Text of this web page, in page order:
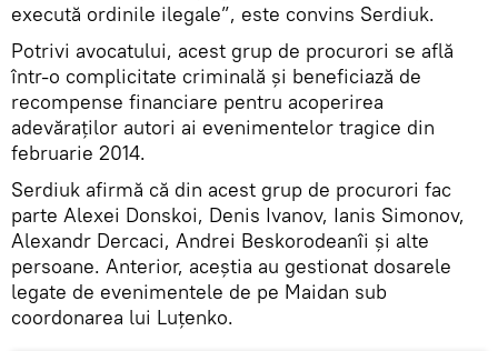
execută ordinile ilegale”, este convins Serdiuk.
Potrivi avocatului, acest grup de procurori se află
într-o complicitate criminală și beneficiază de
recompense financiare pentru acoperirea
adevăraților autori ai evenimentelor tragice din
februarie 2014.
Serdiuk afirmă că din acest grup de procurori fac
parte Alexei Donskoi, Denis Ivanov, Ianis Simonov,
Alexandr Dercaci, Andrei Beskorodeanîi și alte
persoane. Anterior, aceștia au gestionat dosarele
legate de evenimentele de pe Maidan sub
coordonarea lui Luțenko.